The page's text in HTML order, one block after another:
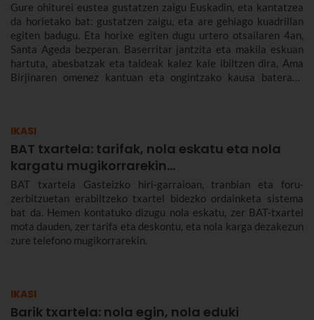
Gure ohiturei eustea gustatzen zaigu Euskadin, eta kantatzea
da horietako bat: gustatzen zaigu, eta are gehiago kuadrillan
egiten badugu. Eta horixe egiten dugu urtero otsailaren 4an,
Santa Ageda bezperan. Baserritar jantzita eta makila eskuan
hartuta, abesbatzak eta taldeak kalez kale ibiltzen dira, Ama
Birjinaren omenez kantuan eta ongintzako kausa baterako
IKASI
BAT txartela: tarifak, nola eskatu eta nola
kargatu mugikorrarekin...
BAT txartela Gasteizko hiri-garraioan, tranbian eta foru-
zerbitzuetan erabiltzeko txartel bidezko ordainketa sistema
bat da. Hemen kontatuko dizugu nola eskatu, zer BAT-txartel
mota dauden, zer tarifa eta deskontu, eta nola karga dezakezun
zure telefono mugikorrarekin.
IKASI
Barik txartela: nola egin, nola eduki